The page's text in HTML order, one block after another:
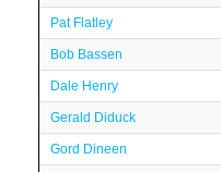
Pat Flatley
Bob Bassen
Dale Henry
Gerald Diduck
Gord Dineen